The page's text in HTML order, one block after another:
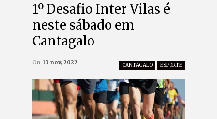
1º Desafio Inter Vilas é
neste sábado em
Cantagalo
CANTAGALO ESPORTE
On 10 nov, 2022